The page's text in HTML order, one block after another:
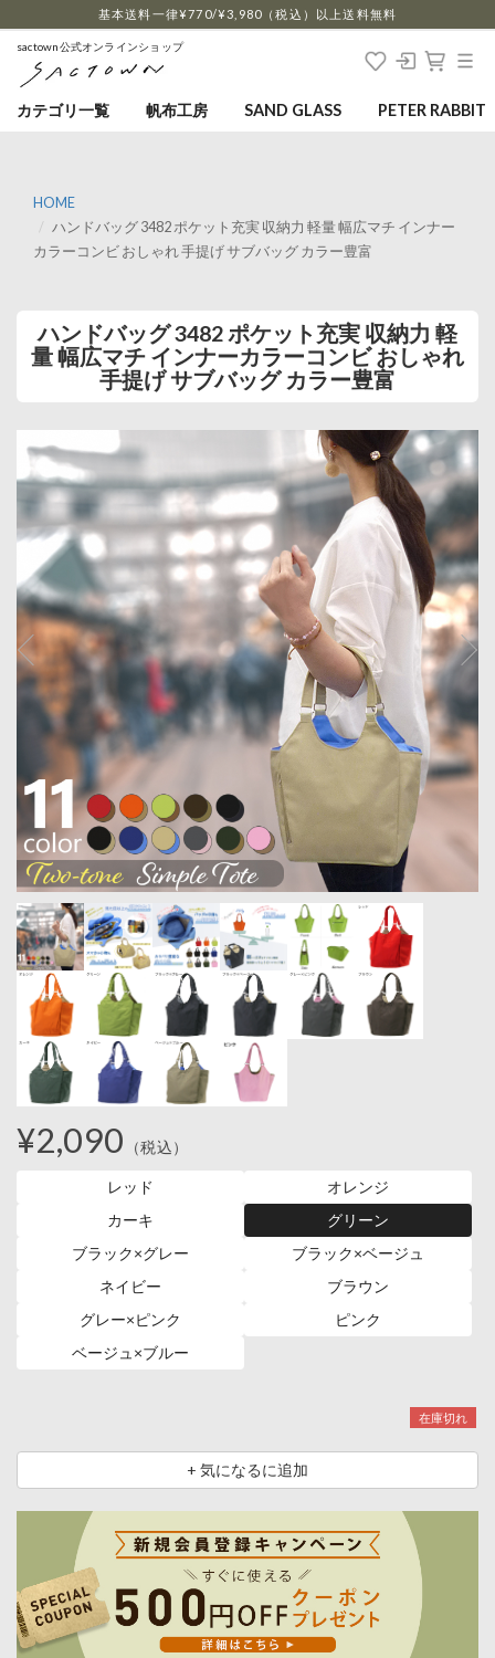
基本送料一律¥770/¥3,980（税込）以上送料無料
sactown公式オンラインショップ
カテゴリ一覧 帆布工房 SAND GLASS PETER RABBIT
HOME
ハンドバッグ 3482 ポケット充実 収納力 軽量 幅広マチ インナー
カラーコンビ おしゃれ 手提げ サブバッグ カラー豊富
ハンドバッグ 3482 ポケット充実 収納力 軽
量 幅広マチ インナーカラーコンビ おしゃれ
手提げ サブバッグ カラー豊富
¥2,090 （税込）
レッド
オレンジ
カーキ
グリーン
ブラック×グレー
ブラック×ベージュ
ネイビー
ブラウン
グレー×ピンク
ピンク
ベージュ×ブルー
在庫切れ
+ 気になるに追加